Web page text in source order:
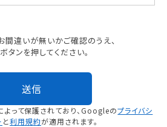
間違いが無いかご確認のうえ、
ボタンを押してください。
って保護されており、 Googleのプライバシ
と利用規約が適用されます。